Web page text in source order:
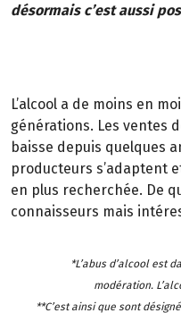
désormais c’est aussi
L’alcool a de moins en
générations. Les ventes
baisse depuis quelques
producteurs s’adaptent
en plus recherchée. De
connaisseurs mais
*L’abus d’alcool est
modération.
**C’est ainsi que sont